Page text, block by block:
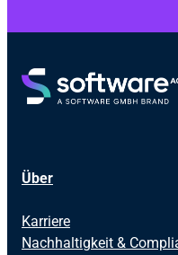
Über
Karriere
Nachhaltigkeit &